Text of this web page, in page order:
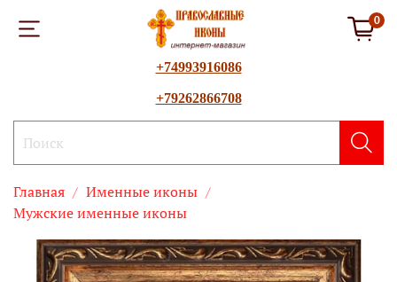
0
+74993916086
+79262866708
Главная
Именные иконы
Мужские именные иконы